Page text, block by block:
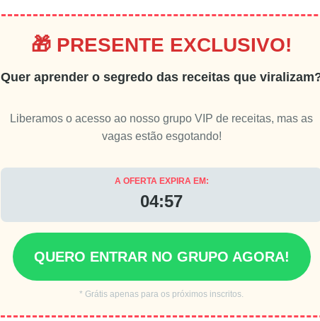
🎁 PRESENTE EXCLUSIVO!
Quer aprender o segredo das receitas que
Liberamos o acesso ao nosso grupo VIP de receitas, mas as
vagas estão esgotando!
A OFERTA EXPIRA EM:
04:55
QUERO ENTRAR NO GRUPO AGORA!
* Grátis apenas para os próximos inscritos.